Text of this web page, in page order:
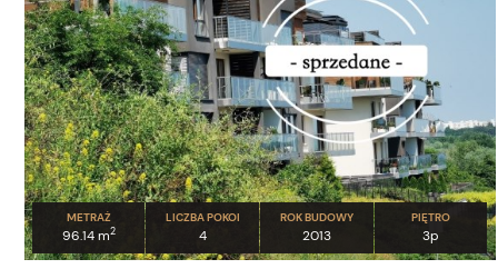
METRAŻ
96.14 m2
LICZBA POKOI
4
ROK BUDOWY
2013
PIĘTRO
3p